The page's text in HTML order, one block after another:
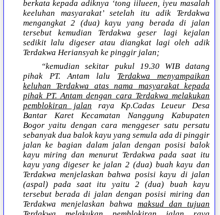
berkata kepada adiknya ‘tong iilueen, iyeu masalah
keeluhan masyarakat’ setelah itu adik Terdakwa
mengangkat 2 (dua) kayu yang berada di jalan
tersebut kemudian Terdakwa geser lagi kejalan
sedikit lalu digeser atau diangkat lagi oleh adik
Terdakwa Heriansyah ke pinggir jalan;
“kemudian sekitar pukul 19.30 WIB datang
pihak PT. Antam lalu Terdakwa menyampaikan
keluhan Terdakwa atas nama masyarakat kepada
pihak PT. Antam dengan cara Terdakwa melakukan
pemblokiran jalan raya Kp.Cadas Leueur Desa
Bantar Karet Kecamatan Nanggung Kabupaten
Bogor yaitu dengan cara menggeser satu persatu
sebanyak dua balok kayu yang semula ada di pinggir
jalan ke bagian dalam jalan dengan posisi balok
kayu miring dan menurut Terdakwa pada saat itu
kayu yang digeser ke jalan 2 (dua) buah kayu dan
Terdakwa menjelaskan bahwa posisi kayu di jalan
(aspal) pada saat itu yaitu 2 (dua) buah kayu
tersebut berada di jalan dengan posisi miring dan
Terdakwa menjelaskan bahwa maksud dan tujuan